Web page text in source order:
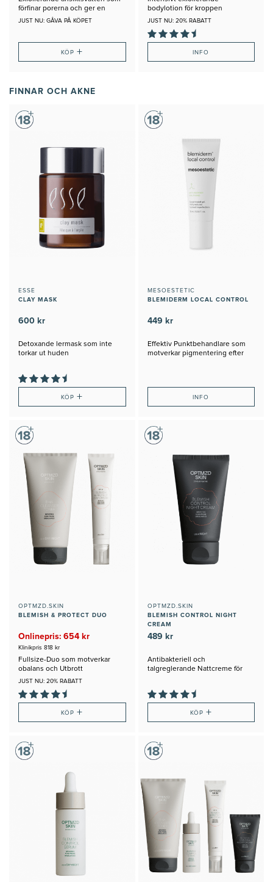
förfinar porerna och ger en
klarare hy
JUST NU: GÅVA PÅ KÖPET
KÖP+
bodylotion för kroppen
JUST NU: 20% RABATT
INFO
FINNAR OCH AKNE
ESSE
CLAY MASK
600 kr
Detoxande lermask som inte
torkar ut huden
KÖP+
MESOESTETIC
BLEMIDERM LOCAL CONTROL
449 kr
Effektiv Punktbehandlare som
motverkar pigmentering efter
INFO
OPTMZD.SKIN
BLEMISH & PROTECT DUO
Onlinepris: 654 kr
Klinikpris 818 kr
Fullsize-Duo som motverkar
obalans och Utbrott
JUST NU: 20% RABATT
KÖP+
OPTMZD.SKIN
BLEMISH CONTROL NIGHT
CREAM
489 kr
Antibakteriell och
talgreglerande Nattcreme för
KÖP +